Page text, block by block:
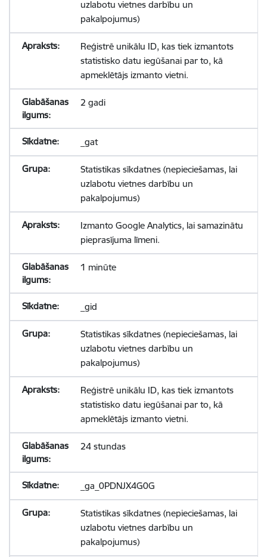
uzlabotu vietnes darbību un
pakalpojumus)
Reģistrē unikālu ID, kas tiek izmantots
statistisko datu iegūšanai par to, kā
apmeklētājs izmanto vietni.
2 gadi
_gat
Statistikas sīkdatnes (nepieciešamas, lai
uzlabotu vietnes darbību un
pakalpojumus)
Izmanto Google Analytics, lai samazinātu
pieprasījuma līmeni.
1 minūte
_gid
Statistikas sīkdatnes (nepieciešamas, lai
uzlabotu vietnes darbību un
pakalpojumus)
Reģistrē unikālu ID, kas tiek izmantots
statistisko datu iegūšanai par to, kā
apmeklētājs izmanto vietni.
24 stundas
_ga_0PDNJX4G0G
Statistikas sīkdatnes (nepieciešamas, lai
uzlabotu vietnes darbību un
pakalpojumus)